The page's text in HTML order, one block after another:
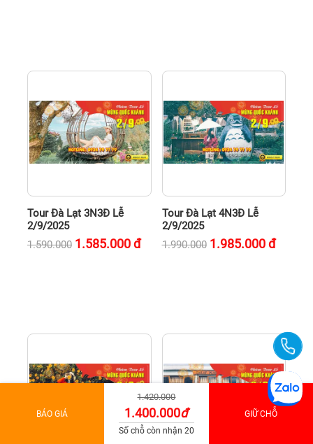
Tour Đà Lạt 3N3Đ Lễ
2/9/2025
1.590.000 1.585.000đ
Tour Đà Lạt 4N3Đ Lễ
2/9/2025
1.990.000 1.985.000đ
BÁO GIÁ
1.420.000
1.400.000đ
Số chỗ còn nhận 20
GIỮ CHỖ